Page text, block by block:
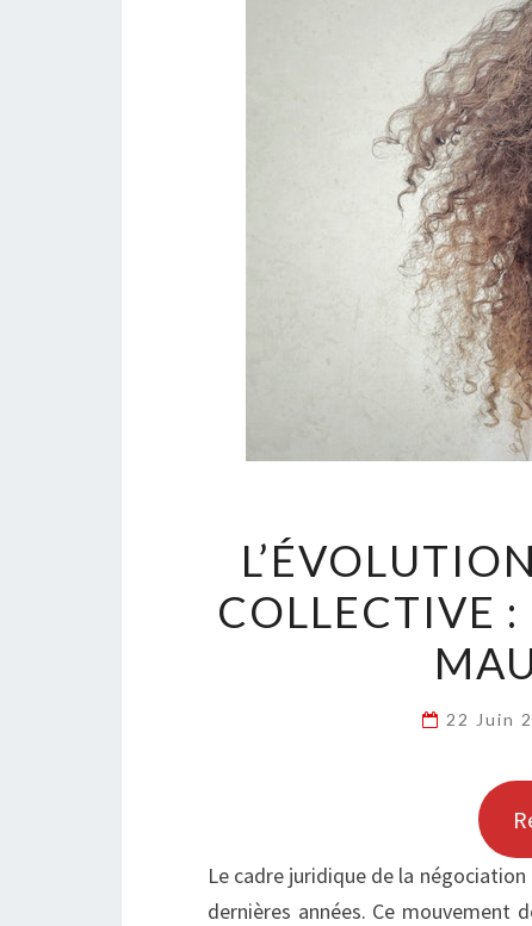
COLLECTIVE :
22 Juin
Le cadre juridique de la
dernières années. Ce